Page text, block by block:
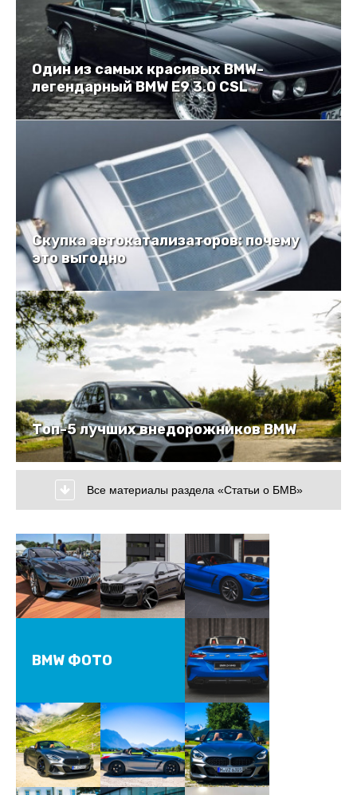
Один из самых красивых BMW-
легендарный BMW E9 3.0 CSL
Скупка автокатализаторов: почему
это выгодно
Топ-5 лучших внедорожников BMW
Все материалы раздела «Статьи о БМВ»
BMW ФОТО